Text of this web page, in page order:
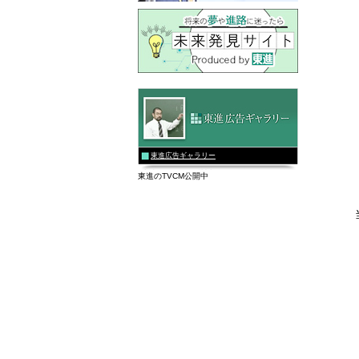
東進広告ギャラリー
東進のTVCM公開中